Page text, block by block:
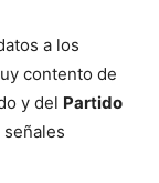
a los
contento de
y del Partido
señales